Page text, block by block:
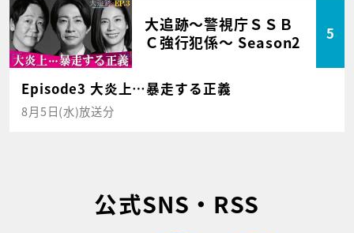
大追跡～警視庁ＳＳＢ
Ｃ強行犯係～ Season2
5
Episode3 大炎上…暴走する正義
8月5日(水)放送分
公式SNS・RSS